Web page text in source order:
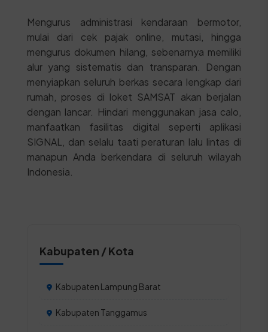
Mengurus administrasi kendaraan bermotor,
mulai dari cek pajak online, mutasi, hingga
mengurus dokumen hilang, sebenarnya memiliki
alur yang sistematis dan transparan. Dengan
menyiapkan seluruh berkas secara lengkap dari
rumah, proses di loket SAMSAT akan berjalan
dengan lancar. Hindari menggunakan jasa calo,
manfaatkan fasilitas digital seperti aplikasi
SIGNAL, dan selalu taati peraturan lalu lintas di
manapun Anda berkendara di seluruh wilayah
Indonesia.
Kabupaten / Kota
Kabupaten Lampung Barat
Kabupaten Tanggamus